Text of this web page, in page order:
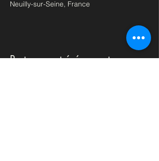
Neuilly-sur-Seine, France
Partager cet événement